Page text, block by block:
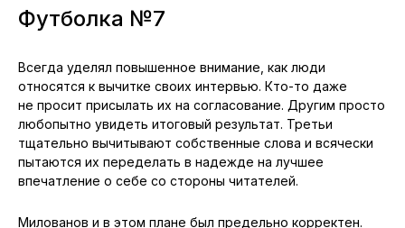
Футболка №7
относятся к вычитке своих интервью. Кто-то даже